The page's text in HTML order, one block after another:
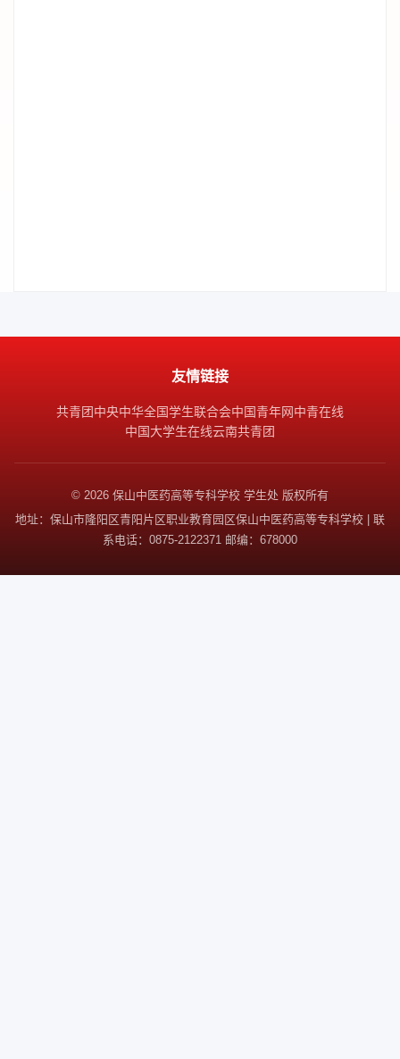
友情链接
共青团中央中华全国学生联合会中国青年网中青在线
中国大学生在线云南共青团
© 2026 保山中医药高等专科学校 学生处 版权所有
地址：保山市隆阳区青阳片区职业教育园区保山中医药高等专科学校 | 联
系电话：0875-2122371 邮编：678000